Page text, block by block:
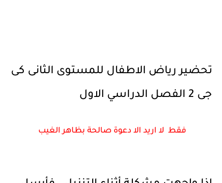
تحضير رياض الاطفال للمستوى الثانى كى
جى 2 الفصل الدراسي الاول
فقط لا اريد الا دعوة صالحة بظاهر الغيب